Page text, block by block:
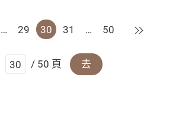
… 29 30 31 … 50 下一頁
/ 50 頁 去